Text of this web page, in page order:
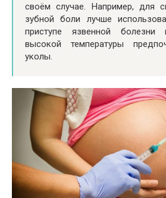
своём случае. Например, для
зубной боли лучше
приступе язвенной
высокой температуры
уколы.